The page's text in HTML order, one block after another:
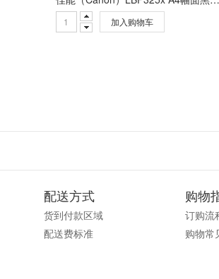
加入购物车
配送方式
货到付款区域
配送费标准
购物
订购流
购物常